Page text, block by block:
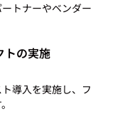
トナーやベンダー
トの実施
導入を実施し、フ